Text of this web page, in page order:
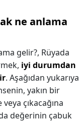
ne anlama
gelir?, Rüyada
iyi durumdan
. Aşağıdan yukarıya
yakın bir
çıkacağına
değerinin çabuk